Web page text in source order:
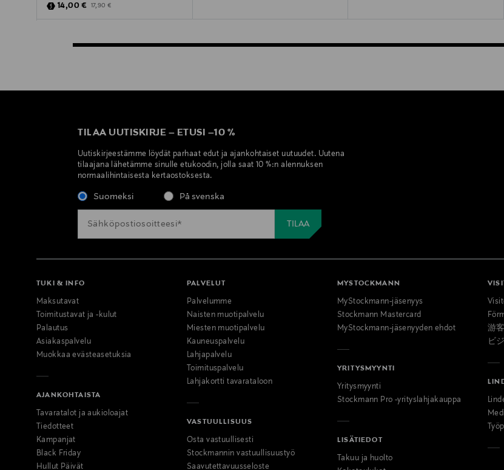
Discounted Price
14,00 € Original Price
17,90 €
TILAA UUTISKIRJE – ETUSI –10 %
Uutiskirjeestämme löydät parhaat edut ja ajankohtaiset uutuudet. Uutena
tilaajana lähetämme sinulle etukoodin, jolla saat 10 %:n alennuksen
normaalihintaisesta kertaostoksesta.
Suomeksi På svenska
TUKI & INFO
Maksutavat
Toimitustavat ja -kulut
Palautus
Asiakaspalvelu
Muokkaa evästeasetuksia
AJANKOHTAISTA
Tavaratalot ja aukioloajat
Tiedotteet
Kampanjat
Black Friday
Hullut Päivät
PALVELUT
Palvelumme
Naisten muotipalvelu
Miesten muotipalvelu
Kauneuspalvelu
Lahjapalvelu
Toimituspalvelu
Lahjakortti tavarataloon
VASTUULLISUUS
Osta vastuullisesti
Stockmannin vastuullisuustyö
Saavutettavuusseloste
MYSTOCKMANN
MyStockmann-jäsenyys
Stockmann Mastercard
MyStockmann-jäsenyyden ehdot
YRITYSMYYNTI
Yritysmyynti
Stockmann Pro -yrityslahjakauppa
LISÄTIEDOT
Takuu ja huolto
游
ビ